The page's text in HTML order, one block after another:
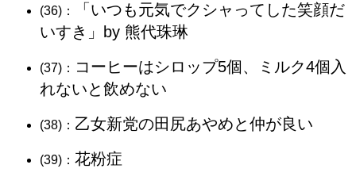
(36)：
「いつも元気でクシャってした笑顔だ
いすき」by 熊代珠琳
(37)： コーヒーはシロップ5個、ミルク4個入
れないと飲めない
(38)： 乙女新党の田尻あやめと仲が良い
(39)： 花粉症